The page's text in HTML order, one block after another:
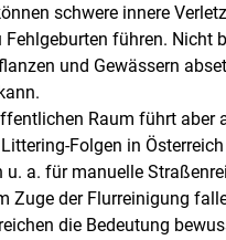
schwere innere
führen. Nicht
und Gewässern
Raum führt aber
Folgen in
a. für manuelle
Zuge der Flurreinigung
die Bedeutung